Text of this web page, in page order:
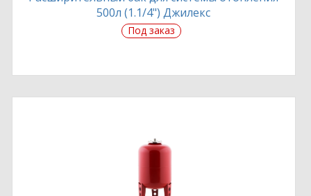
500л (1.1/4") Джилекс
Под заказ